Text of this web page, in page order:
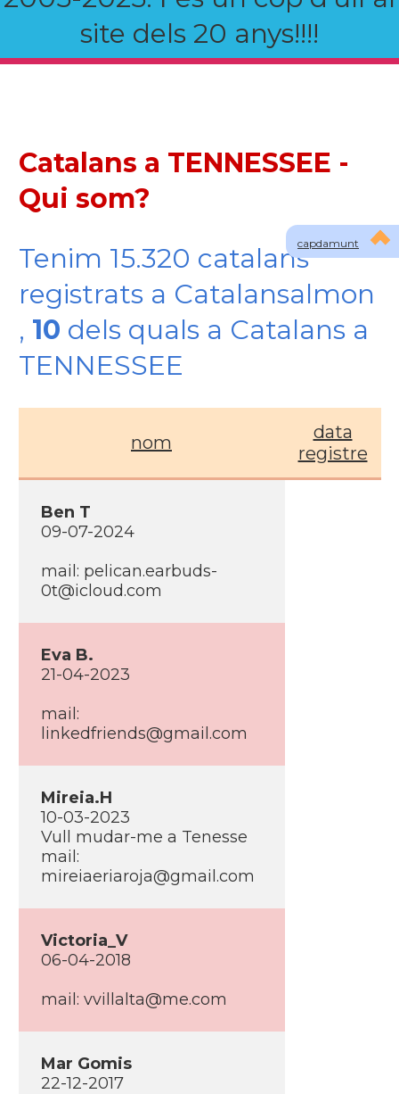
site dels 20 anys!!!!
capdamunt
Catalans a TENNESSEE -
Qui som?
Tenim 15.320 catalans
registrats a Catalansalmon
, 10 dels quals a Catalans a
TENNESSEE
nom
data
registre
Ben T
09-07-2024
mail: pelican.earbuds-
0t@icloud.com
Eva B.
21-04-2023
mail:
linkedfriends@gmail.com
Mireia.H
10-03-2023
Vull mudar-me a Tenesse
mail:
mireiaeriaroja@gmail.com
Victoria_V
06-04-2018
mail: vvillalta@me.com
Mar Gomis
22-12-2017